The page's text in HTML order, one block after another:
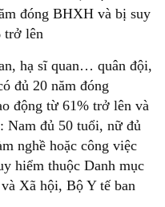
đóng BHXH và bị suy
trở lên
hạ sĩ quan… quân đội,
đủ 20 năm đóng
động từ 61% trở lên và
Nam đủ 50 tuổi, nữ đủ
nghề hoặc công việc
hiểm thuộc Danh mục
Xã hội, Bộ Y tế ban